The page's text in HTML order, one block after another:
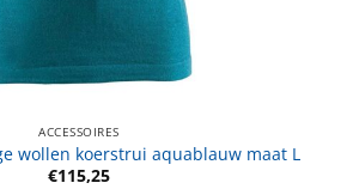
ACCESSOIRES
wollen koerstrui aquablauw maat L
€115,25